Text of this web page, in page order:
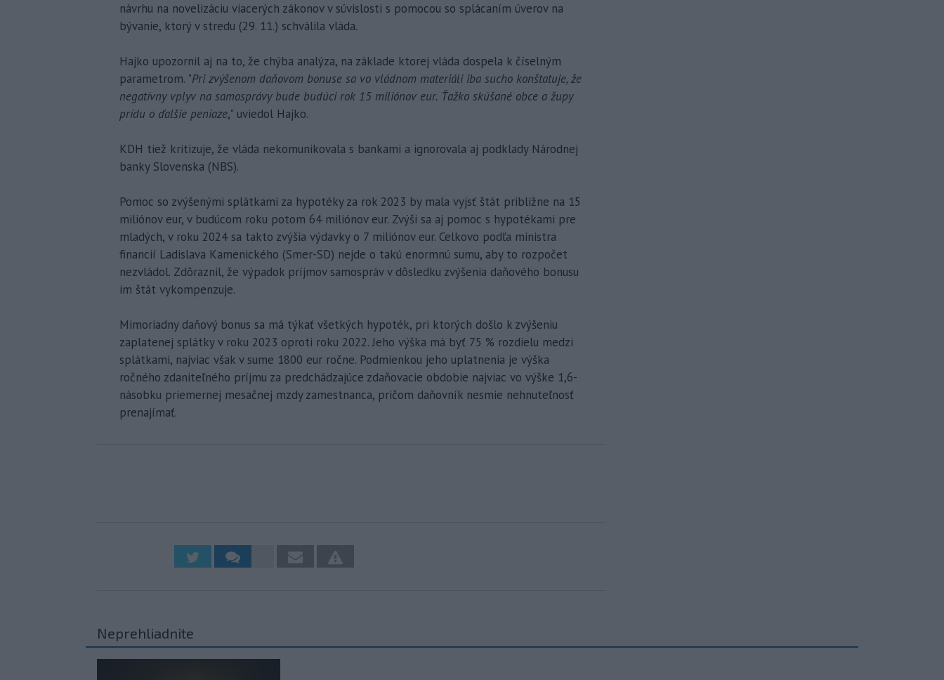
návrhu na novelizáciu viacerých zákonov v súvislosti s pomocou so splácaním úverov na
bývanie, ktorý v stredu (29. 11.) schválila vláda.
Hajko upozornil aj na to, že chýba analýza, na základe ktorej vláda dospela k číselným
parametrom. "Pri zvýšenom daňovom bonuse sa vo vládnom materiáli iba sucho konštatuje, že
negatívny vplyv na samosprávy bude budúci rok 15 miliónov eur. Ťažko skúšané obce a župy
prídu o ďalšie peniaze," uviedol Hajko.
KDH tiež kritizuje, že vláda nekomunikovala s bankami a ignorovala aj podklady Národnej
banky Slovenska (NBS).
Pomoc so zvýšenými splátkami za hypotéky za rok 2023 by mala vyjsť štát približne na 15
miliónov eur, v budúcom roku potom 64 miliónov eur. Zvýši sa aj pomoc s hypotékami pre
mladých, v roku 2024 sa takto zvýšia výdavky o 7 miliónov eur. Celkovo podľa ministra
financií Ladislava Kamenického (Smer-SD) nejde o takú enormnú sumu, aby to rozpočet
nezvládol. Zdôraznil, že výpadok príjmov samospráv v dôsledku zvýšenia daňového bonusu
im štát vykompenzuje.
Mimoriadny daňový bonus sa má týkať všetkých hypoték, pri ktorých došlo k zvýšeniu
zaplatenej splátky v roku 2023 oproti roku 2022. Jeho výška má byť 75 % rozdielu medzi
splátkami, najviac však v sume 1800 eur ročne. Podmienkou jeho uplatnenia je výška
ročného zdaniteľného príjmu za predchádzajúce zdaňovacie obdobie najviac vo výške 1,6-
násobku priemernej mesačnej mzdy zamestnanca, pričom daňovník nesmie nehnuteľnosť
prenajímať.
Neprehliadnite